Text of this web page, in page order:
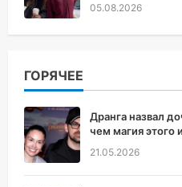
05.08.2026
ГОРЯЧЕЕ
Дранга назвал
чем магия этого
21.05.2026